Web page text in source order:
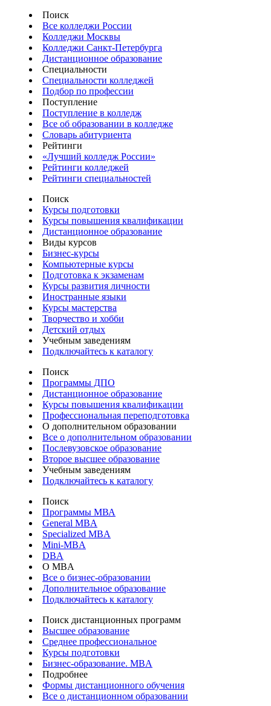
Поиск
Все колледжи России
Колледжи Москвы
Колледжи Санкт-Петербурга
Дистанционное образование
Специальности
Специальности колледжей
Подбор по профессии
Поступление
Поступление в колледж
Все об образовании в колледже
Словарь абитуриента
Рейтинги
«Лучший колледж России»
Рейтинги колледжей
Рейтинги специальностей
Поиск
Курсы подготовки
Курсы повышения квалификации
Дистанционное образование
Виды курсов
Бизнес-курсы
Компьютерные курсы
Подготовка к экзаменам
Курсы развития личности
Иностранные языки
Курсы мастерства
Творчество и хобби
Детский отдых
Учебным заведениям
Подключайтесь к каталогу
Поиск
Программы ДПО
Дистанционное образование
Курсы повышения квалификации
Профессиональная переподготовка
О дополнительном образовании
Все о дополнительном образовании
Послевузовское образование
Второе высшее образование
Учебным заведениям
Подключайтесь к каталогу
Поиск
Программы МВА
General MBA
Specialized MBA
Mini-MBA
DBA
О MBA
Все о бизнес-образовании
Дополнительное образование
Подключайтесь к каталогу
Поиск дистанционных программ
Высшее образование
Среднее профессиональное
Курсы подготовки
Бизнес-образование. MBA
Подробнее
Формы дистанционного обучения
Все о дистанционном образовании